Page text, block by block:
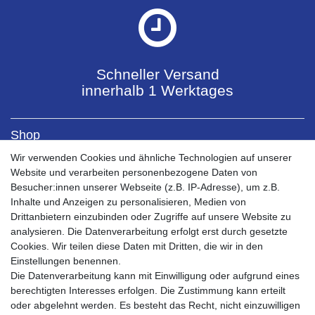
Schneller Versand
innerhalb 1 Werktages
Shop
Kontaktformular
Versandkosten
Zahlungsarten
Bestellablauf 0% MwSt PV
Mein Konto
Mein Account
Registrieren
Warenkorb
Kasse
Service
Wir verwenden Cookies und ähnliche Technologien auf unserer
Website und verarbeiten personenbezogene Daten von
Besucher:innen unserer Webseite (z.B. IP-Adresse), um z.B.
Inhalte und Anzeigen zu personalisieren, Medien von
Drittanbietern einzubinden oder Zugriffe auf unsere Website zu
analysieren. Die Datenverarbeitung erfolgt erst durch gesetzte
Cookies. Wir teilen diese Daten mit Dritten, die wir in den
Einstellungen benennen.
Die Datenverarbeitung kann mit Einwilligung oder aufgrund eines
berechtigten Interesses erfolgen. Die Zustimmung kann erteilt
oder abgelehnt werden. Es besteht das Recht, nicht einzuwilligen